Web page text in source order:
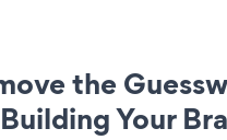
the
Building Your